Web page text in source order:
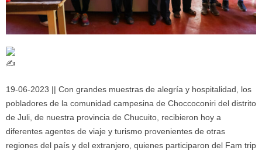
19-06-2023 || Con grandes muestras de alegría y hospitalidad, los
pobladores de la comunidad campesina de Choccoconiri del distrito
de Juli, de nuestra provincia de Chucuito, recibieron hoy a
diferentes agentes de viaje y turismo provenientes de otras
regiones del país y del extranjero, quienes participaron del Fam trip